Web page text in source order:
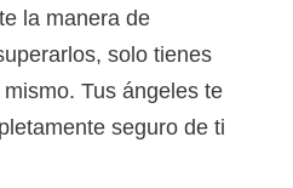
la manera de
solo tienes
Tus ángeles te
seguro de ti